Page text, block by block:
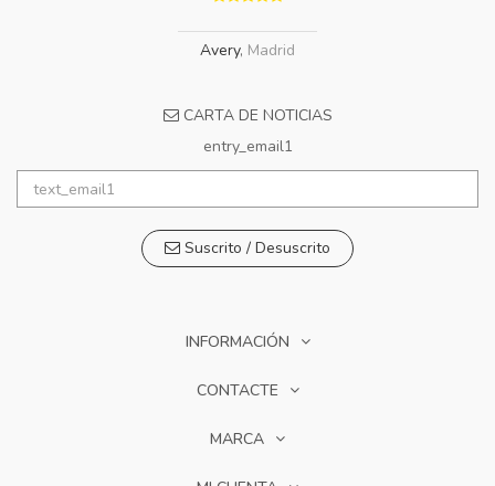
Avery, Madrid
CARTA DE NOTICIAS
entry_email1
Suscrito / Desuscrito
INFORMACIÓN
CONTACTE
MARCA